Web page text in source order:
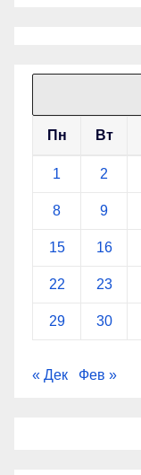
Пн Вт
1 2
8 9
15 16
22 23
29 30
« Дек Фев »